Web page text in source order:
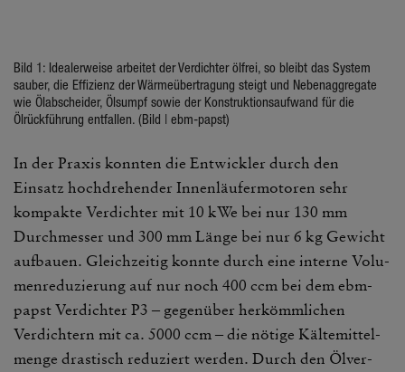
Bild 1: Idea­ler­weise arbeitet der Verdichter ölfrei, so bleibt das System
sauber, die Effi­zienz der Wärme­über­tra­gung steigt und Neben­ag­gre­gate
wie Ölab­scheider, Ölsumpf sowie der Konstruk­ti­ons­auf­wand für die
Ölrück­füh­rung entfallen. (Bild | ebm-papst)
In der Praxis konnten die Entwickler durch den
Einsatz hoch­dre­hender Innen­läu­fer­mo­toren sehr
kompakte Verdichter mit 10 kWe bei nur 130 mm
Durch­messer und 300 mm Länge bei nur 6 kg Gewicht
aufbauen. Gleich­zeitig konnte durch eine interne Volu­
men­re­du­zie­rung auf nur noch 400 ccm bei dem ebm-
papst Verdichter P3 – gegen­über herkömm­li­chen
Verdich­tern mit ca. 5000 ccm – die nötige Kälte­mit­tel­
menge dras­tisch redu­ziert werden. Durch den Ölver­